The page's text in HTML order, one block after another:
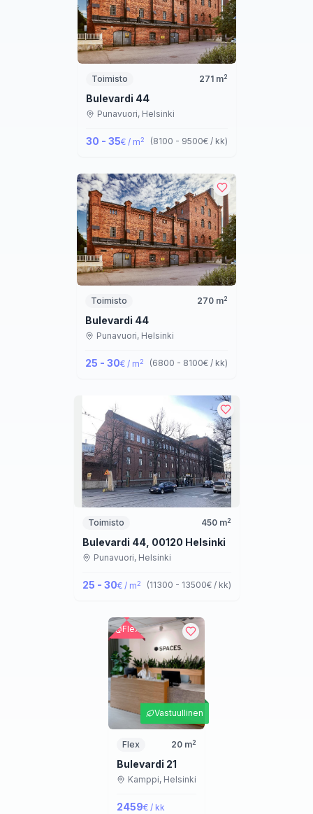
Toimisto 271m2
Bulevardi 44
Punavuori, Helsinki
30 - 35€ / m2 (8100 - 9500€ / kk)
Toimisto 270 m2
Bulevardi 44
Punavuori, Helsinki
25 - 30€ / m2 (6800 - 8100€ / kk)
Toimisto 450m2
Bulevardi 44, 00120 Helsinki
Punavuori, Helsinki
25 - 30€ / m2 (11300 - 13500€ / kk)
Vastuullinen
Flex
Flex 20 m2
Bulevardi 21
Kamppi, Helsinki
2459€ / kk